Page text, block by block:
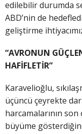
edilebilir durumda
ABD’nin de
geliştirme
“AVRONUN
HAFİFLETİR”
Karavelioğlu,
üçüncü çeyrekte
harcamalarının
büyüme